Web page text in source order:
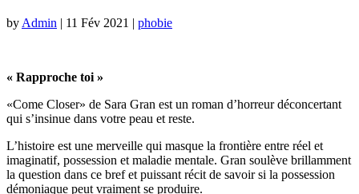
by Admin | 11 Fév 2021 | phobie
« Rapproche toi »
«Come Closer» de Sara Gran est un roman d’horreur déconcertant
qui s’insinue dans votre peau et reste.
L’histoire est une merveille qui masque la frontière entre réel et
imaginatif, possession et maladie mentale. Gran soulève brillamment
la question dans ce bref et puissant récit de savoir si la possession
démoniaque peut vraiment se produire.